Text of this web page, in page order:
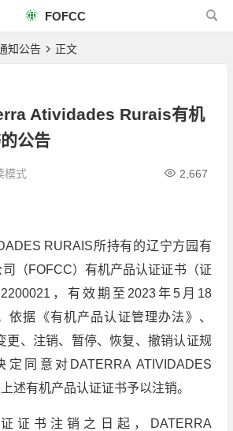
FOFCC
知公告 正文
Atividades Rurais有机
公告
2,667
模式
RURAIS所持有的辽宁方园有
（FOFCC）有机产品认证证书（证
，有效期至2023年5月18
依据《有机产品认证管理办法》、
更、注销、暂停、恢复、撤销认证规
定同意对DATERRA ATIVIDADES
述有机产品认证证书予以注销。
证书注销之日起，DATERRA